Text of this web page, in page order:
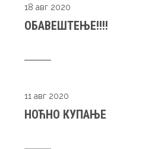
18 авг 2020
ОБАВЕШТЕЊЕ!!!!
11 авг 2020
НОЋНО КУПАЊЕ